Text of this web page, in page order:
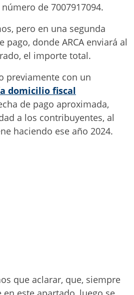
de 7007917094.
pero en una segunda
pago, donde ARCA enviará al
el importe total.
previamente con un
domicilio fiscal
de pago aproximada,
a los contribuyentes, al
haciendo ese año 2024.
que aclarar, que, siempre